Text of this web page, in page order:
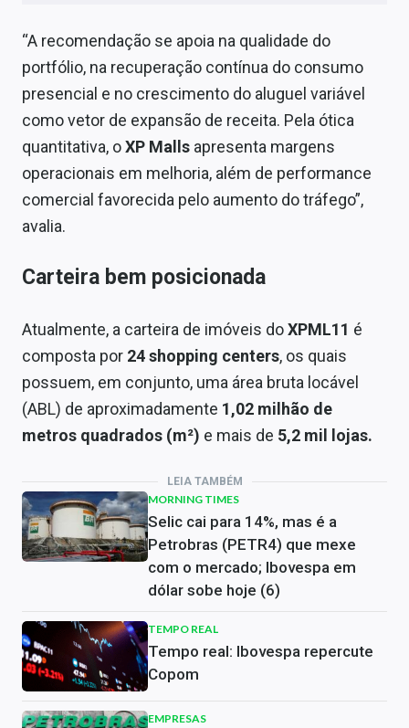
“A recomendação se apoia na qualidade do
portfólio, na recuperação contínua do consumo
presencial e no crescimento do aluguel variável
como vetor de expansão de receita. Pela ótica
quantitativa, oXP Malls apresenta margens
operacionais em melhoria, além de performance
comercial favorecida pelo aumento do tráfego”,
avalia.
Carteira bem posicionada
Atualmente, a carteira de imóveis doXPML11 é
composta por 24 shopping centers, os quais
possuem, em conjunto, uma área bruta locável
(ABL) de aproximadamente 1,02 milhão de
metros quadrados (m²) e mais de 5,2 mil lojas.
LEIA TAMBÉM
MORNING TIMES
Selic cai para 14%, mas é a
Petrobras (PETR4) que mexe
com o mercado; Ibovespa em
dólar sobe hoje (6)
TEMPO REAL
Tempo real: Ibovespa repercute
Copom
EMPRESAS